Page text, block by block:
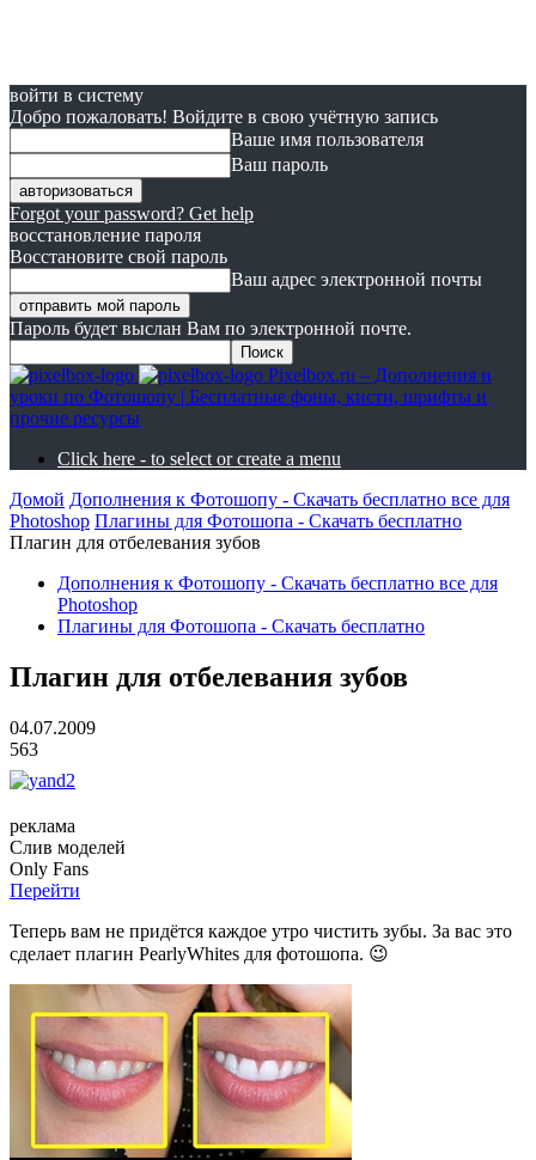
войти в систему
Добро пожаловать! Войдите в свою учётную запись
Ваше имя пользователя
Ваш пароль
Forgot your password? Get help
восстановление пароля
Восстановите свой пароль
Ваш адрес электронной почты
Пароль будет выслан Вам по электронной почте.
Pixelbox.ru – Дополнения и
уроки по Фотошопу | Бесплатные фоны, кисти, шрифты и
прочие ресурсы
Click here - to select or create a menu
Домой Дополнения к Фотошопу - Скачать бесплатно все для
Photoshop Плагины для Фотошопа - Скачать бесплатно
Плагин для отбелевания зубов
Дополнения к Фотошопу - Скачать бесплатно все для
Photoshop
Плагины для Фотошопа - Скачать бесплатно
Плагин для отбелевания зубов
04.07.2009
563
реклама
Слив моделей
Only Fans
Перейти
Теперь вам не придётся каждое утро чистить зубы. За вас это
сделает плагин PearlyWhites для фотошопа. 😉